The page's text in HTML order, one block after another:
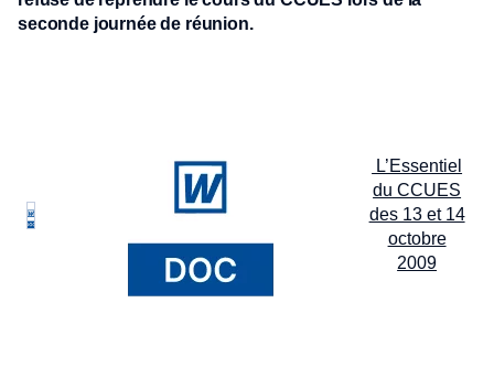
seconde journée de réunion.
L’Essentiel
du CCUES
des 13 et 14
octobre
2009